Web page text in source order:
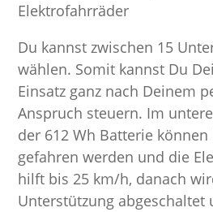
Elektrofahrräder
Du kannst zwischen 15
wählen. Somit kannst Du
Einsatz ganz nach Deinem
Anspruch steuern. Im
der 612 Wh Batterie können
gefahren werden und die
hilft bis 25 km/h, danach
Unterstützung abgeschaltet